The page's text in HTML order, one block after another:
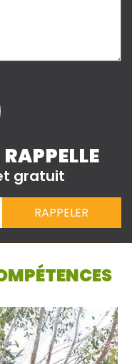
gratuit